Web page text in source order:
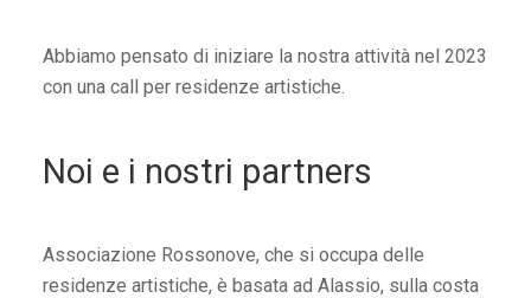
Abbiamo pensato di iniziare la nostra attività nel 2023
con una call per residenze artistiche.
Noi e i nostri partners
Associazione Rossonove, che si occupa delle
residenze artistiche, è basata ad Alassio, sulla costa